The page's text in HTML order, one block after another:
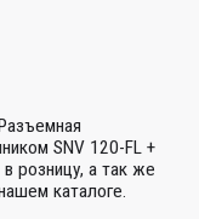
SNV 120-FL +
розницу, а так же
каталоге.